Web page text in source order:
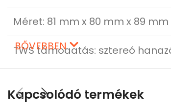
Méret: 81 mm x 80 mm x 89 mm
TWS támogatás: sztereó
BŐVEBBEN
Kapcsolódó termékek